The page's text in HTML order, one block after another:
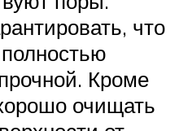
что
Кроме
очищать